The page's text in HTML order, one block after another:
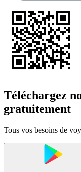
Téléchargez
gratuitement
Tous vos besoins de